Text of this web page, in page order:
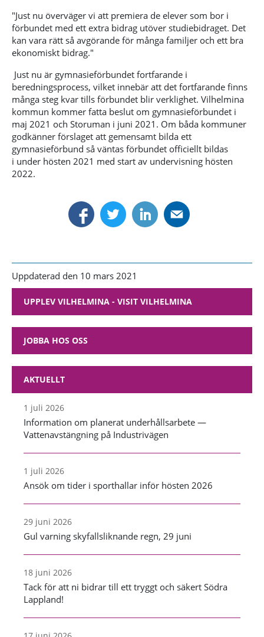
AKTUELLT
1 juli 2026
Information om planerat underhållsarbete —
Vattenavstängning på Industrivägen
1 juli 2026
Ansök om tider i sporthallar inför hösten 2026
29 juni 2026
Gul varning skyfallsliknande regn, 29 juni
18 juni 2026
Tack för att ni bidrar till ett tryggt och säkert Södra
Lappland!
"Just nu överväger vi att premiera de elever som bor i
förbundet med ett extra bidrag utöver studiebidraget. Det
kan vara rätt så avgörande för många familjer och ett bra
ekonomiskt bidrag."
Just nu är gymnasieförbundet fortfarande i
beredningsprocess, vilket innebär att det fortfarande finns
många steg kvar tills förbundet blir verklighet. Vilhelmina
kommun kommer fatta beslut om gymnasieförbundet i
maj 2021 och Storuman i juni 2021. Om båda kommuner
godkänner förslaget att gemensamt bilda ett
gymnasieförbund så väntas förbundet officiellt bildas
i under hösten 2021 med start av undervisning hösten
2022.
Uppdaterad den 10 mars 2021
UPPLEV VILHELMINA - VISIT VILHELMINA
JOBBA HOS OSS